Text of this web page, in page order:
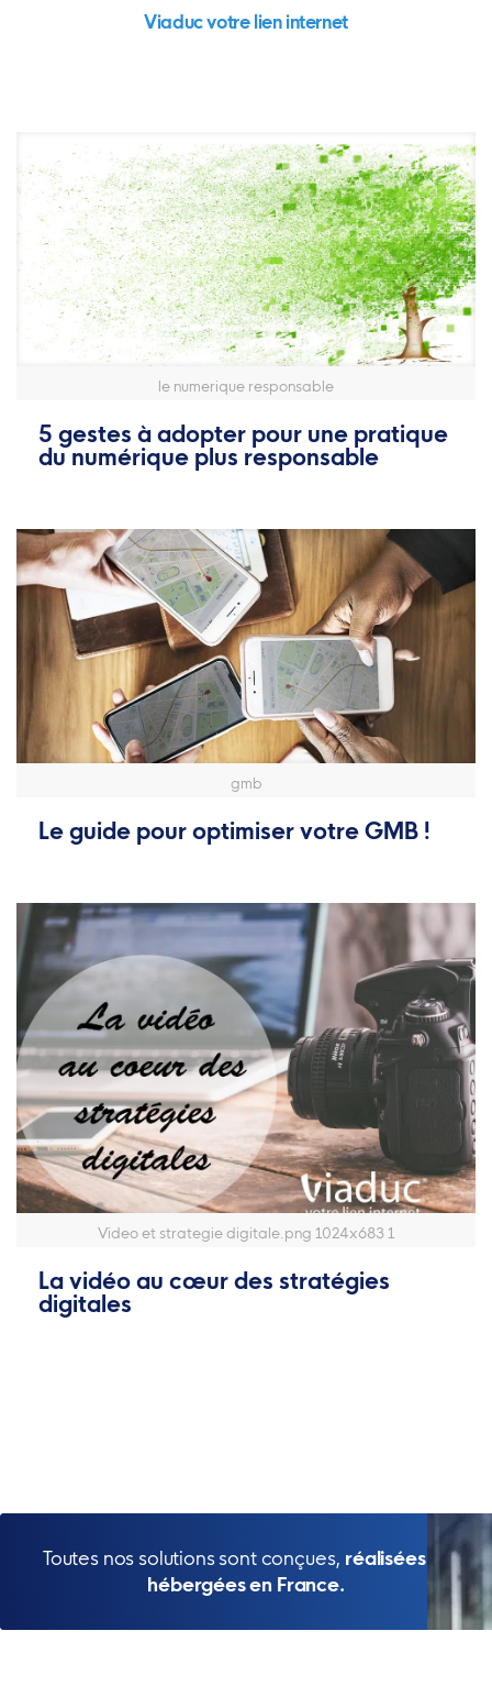
Viaduc votre lien internet
le numerique responsable
5 gestes à adopter pour une pratique
du numérique plus responsable
gmb
Le guide pour optimiser votre GMB !
Video et strategie digitale.png 1024x683 1
La vidéo au cœur des stratégies
digitales
Toutes nos solutions sont conçues, réalisées et
hébergées en France.